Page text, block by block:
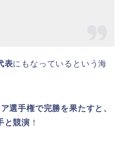
表にもなっているという海
選手権で完勝を果たすと、
と競演 ！